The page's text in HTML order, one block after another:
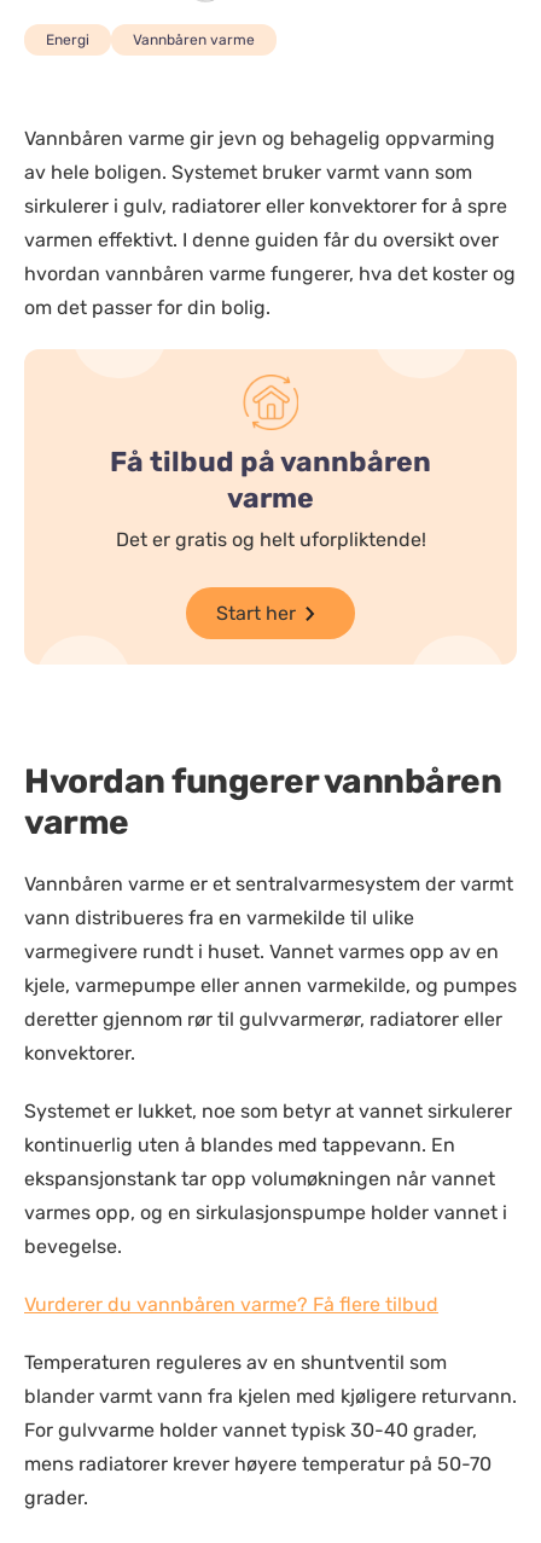
Energi Vannbåren varme
Vannbåren varme gir jevn og behagelig oppvarming
av hele boligen. Systemet bruker varmt vann som
sirkulerer i gulv, radiatorer eller konvektorer for å spre
varmen effektivt. I denne guiden får du oversikt over
hvordan vannbåren varme fungerer, hva det koster og
om det passer for din bolig.
Få tilbud på vannbåren
varme
Det er gratis og helt uforpliktende!
Start her
Hvordan fungerer vannbåren
varme
Vannbåren varme er et sentralvarmesystem der varmt
vann distribueres fra en varmekilde til ulike
varmegivere rundt i huset. Vannet varmes opp av en
kjele, varmepumpe eller annen varmekilde, og pumpes
deretter gjennom rør til gulvvarmerør, radiatorer eller
konvektorer.
Systemet er lukket, noe som betyr at vannet sirkulerer
kontinuerlig uten å blandes med tappevann. En
ekspansjonstank tar opp volumøkningen når vannet
varmes opp, og en sirkulasjonspumpe holder vannet i
bevegelse.
Vurderer du vannbåren varme? Få flere tilbud
Temperaturen reguleres av en shuntventil som
blander varmt vann fra kjelen med kjøligere returvann.
For gulvvarme holder vannet typisk 30-40 grader,
mens radiatorer krever høyere temperatur på 50-70
grader.